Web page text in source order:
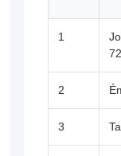
1
2
3